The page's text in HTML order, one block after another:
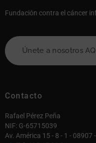
Fundación contra el cáncer
Únete a nosotros
Contacto
Rafael Pérez Peña
NIF: G-65715039
Av. América 15 - 8 - 1 -